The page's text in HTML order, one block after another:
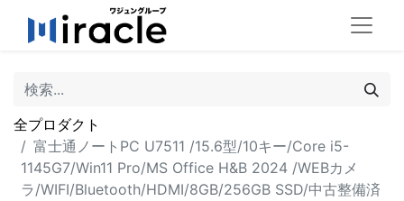
全プロダクト
富士通ノートPC U7511 /15.6型/10キー/Core i5-
1145G7/Win11 Pro/MS Office H&B 2024 /WEBカメ
ラ/WIFI/Bluetooth/HDMI/8GB/256GB SSD/中古整備済